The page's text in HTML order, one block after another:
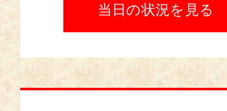
当日の状況を見る